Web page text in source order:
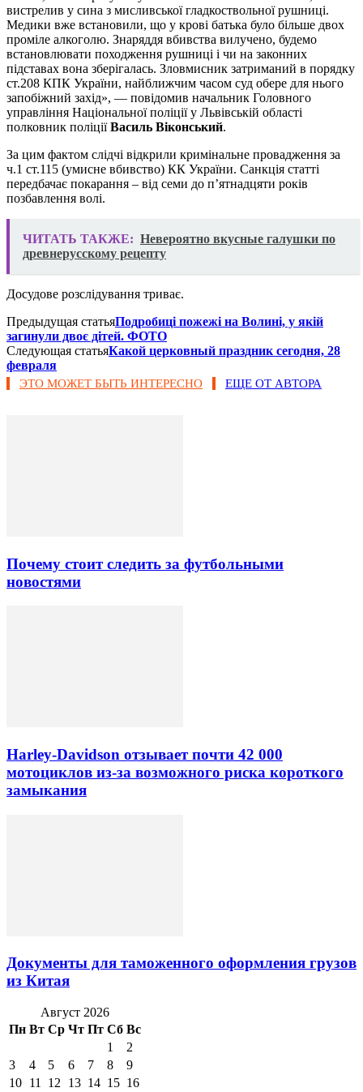
вистрелив у сина з мисливської гладкоствольної рушниці.
Медики вже встановили, що у крові батька було більше двох
проміле алкоголю. Знаряддя вбивства вилучено, будемо
встановлювати походження рушниці і чи на законних
підставах вона зберігалась. Зловмисник затриманий в порядку
ст.208 КПК України, найближчим часом суд обере для нього
запобіжний захід», — повідомив начальник Головного
управління Національної поліції у Львівській області
полковник поліціїВасиль Віконський.
За цим фактом слідчі відкрили кримінальне провадження за
ч.1 ст.115 (умисне вбивство) КК України. Санкція статті
передбачає покарання – від семи до п’ятнадцяти років
позбавлення волі.
ЧИТАТЬ ТАКЖЕ: Невероятно вкусные галушки по
древнерусскому рецепту
Досудове розслідування триває.
Предыдущая статьяПодробиці пожежі на Волині, у якій
загинули двоє дітей. ФОТО
Следующая статьяКакой церковный праздник сегодня, 28
февраля
ЭТО МОЖЕТ БЫТЬ ИНТЕРЕСНО ЕЩЕ ОТ АВТОРА
Почему стоит следить за футбольными
новостями
Harley-Davidson отзывает почти 42 000
мотоциклов из-за возможного риска короткого
замыкания
Документы для таможенного оформления грузов
из Китая
Август 2026
Пн Вт Ср Чт Пт Сб Вс
1
2
3
4 5 6 7 8
9
10 11 12 13 14 15 16